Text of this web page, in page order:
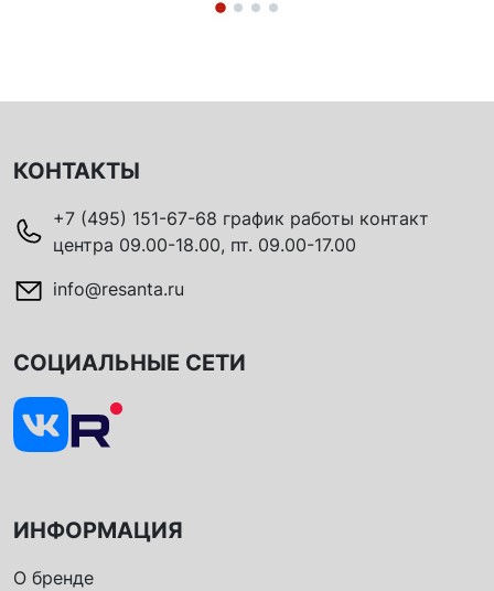
КОНТАКТЫ
+7 (495) 151-67-68 график работы контакт
центра 09.00-18.00, пт. 09.00-17.00
info@resanta.ru
ИНФОРМАЦИЯ
О бренде
СОЦИАЛЬНЫЕ СЕТИ